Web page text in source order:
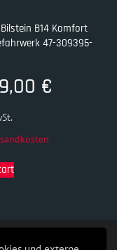
Bilstein B14 Komfort
47-309395-
€